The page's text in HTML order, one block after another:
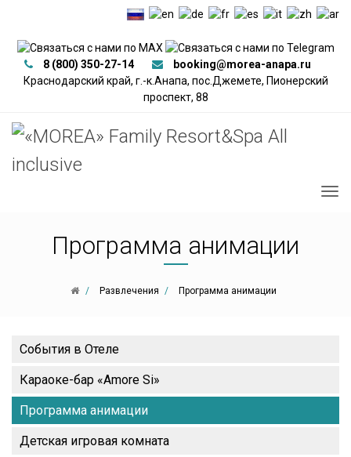
8 (800) 350-27-14
booking@morea-anapa.ru
Краснодарский край, г.-к.Анапа, пос.Джемете, Пионерский
проспект, 88
Программа анимации
Развлечения Программа анимации
События в Отеле
Караоке-бар «Amore Si»
Программа анимации
Детская игровая комната